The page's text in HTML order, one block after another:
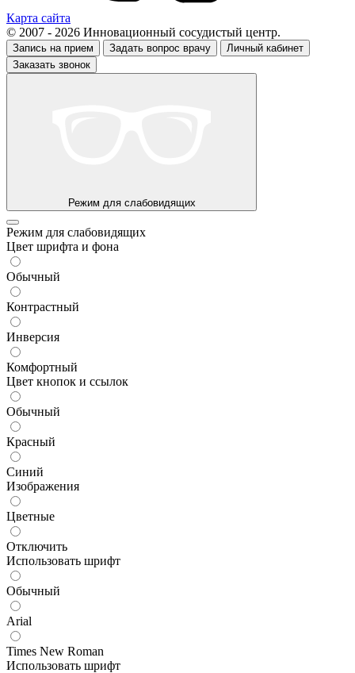
Карта сайта
© 2007 - 2026 Инновационный сосудистый центр.
Запись на прием Задать вопрос врачу
Личный кабинет
Заказать звонок
Режим для слабовидящих
Режим для слабовидящих
Цвет шрифта и фона
Обычный
Контрастный
Инверсия
Комфортный
Цвет кнопок и ссылок
Обычный
Красный
Синий
Изображения
Цветные
Отключить
Использовать шрифт
Обычный
Arial
Times New Roman
Использовать шрифт